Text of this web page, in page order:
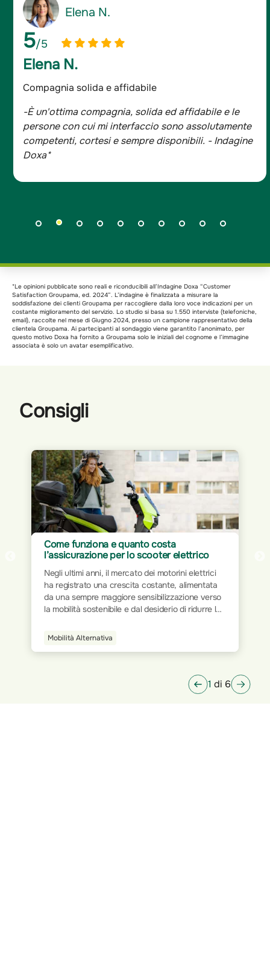
Giancarlo D.
5/5
Giancarlo D.
Assicurato da oltre 20 anni
-Sono assicurato da oltre 20 anni e mi sono sempre
trovato bene, tutta la famiglia è con Groupama.
- Indagine Doxa*
*Le opinioni pubblicate sono reali e riconducibili all’Indagine Doxa “Customer
Satisfaction Groupama, ed. 2024”. L’indagine è finalizzata a misurare la
soddisfazione dei clienti Groupama per raccogliere dalla loro voce indicazioni per un
costante miglioramento del servizio. Lo studio si basa su 1.550 interviste (telefoniche,
email), raccolte nel mese di Giugno 2024, presso un campione rappresentativo della
clientela Groupama. Ai partecipanti al sondaggio viene garantito l’anonimato, per
questo motivo Doxa ha fornito a Groupama solo le iniziali del cognome e l’immagine
associata è solo un avatar esemplificativo.
Consigli
Assicurazione per Home Office: proteggi
il tuo spazio di lavoro
Il mondo del lavoro ha subito trasformazioni
significative nel corso dei decenni. Dalla rigidità
delle postazioni fisiche all’interno degli uffici
tradizionali, si è progressivamente passati a
della tecnologia e la digitalizzazione dei processi
Smart Home
1 di 6